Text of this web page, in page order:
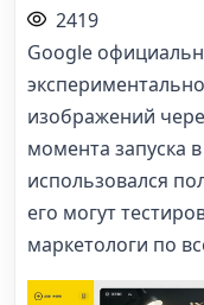
2419
Google
изображений
момента запуска
использовался
его могут
маркетологи по